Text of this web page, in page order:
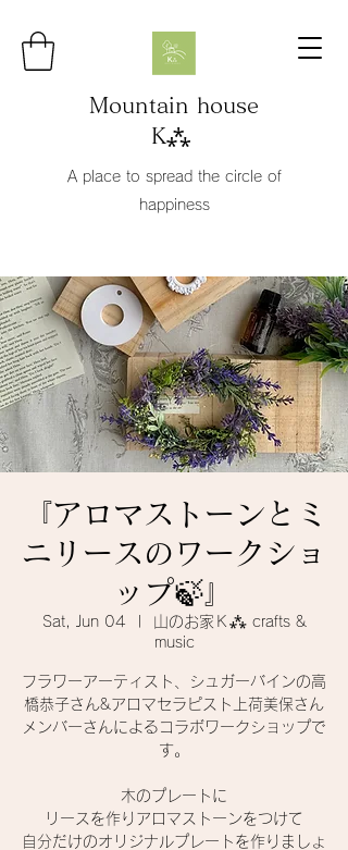
Mountain house
K⁂
A place to spread the circle of
happiness
『アロマストーンとミ
ニリースのワークショ
ップ🍃』
Sat, Jun 04
山のお家Ｋ⁂ crafts &
music
フラワーアーティスト、シュガーバインの高
橋恭子さん&アロマセラピスト上荷美保さん
メンバーさんによるコラボワークショップで
す。
木のプレートに
リースを作りアロマストーンをつけて
自分だけのオリジナルプレートを作りましょ